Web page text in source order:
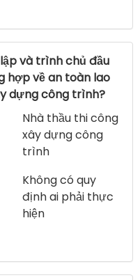
và trình chủ đầu
hợp về an toàn lao
dựng công trình?
Nhà thầu thi công
xây dựng công
trình
Không có quy
định ai phải thực
hiện